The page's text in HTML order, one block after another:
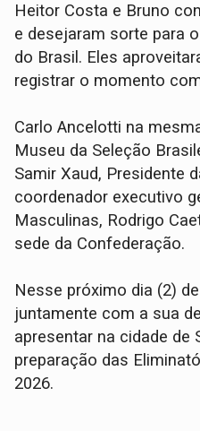
Heitor Costa e Bruno
e desejaram sorte para
do Brasil. Eles
registrar o momento
Carlo Ancelotti na
Museu da Seleção
Samir Xaud, Presidente
coordenador executivo
Masculinas, Rodrigo
sede da Confederação.
Nesse próximo dia (2)
juntamente com a sua
apresentar na cidade de
preparação das
2026.